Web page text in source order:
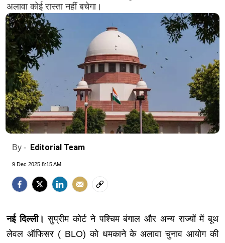
अलावा कोई रास्ता नहीं बचेगा।
By - Editorial Team
9 Dec 2025 8:15 AM
नई दिल्‍ली। सुप्रीम कोर्ट ने पश्चिम बंगाल और अन्य राज्यों में बूथ
लेवल ऑफिसर ( BLO) को धमकाने के अलावा चुनाव आयोग की